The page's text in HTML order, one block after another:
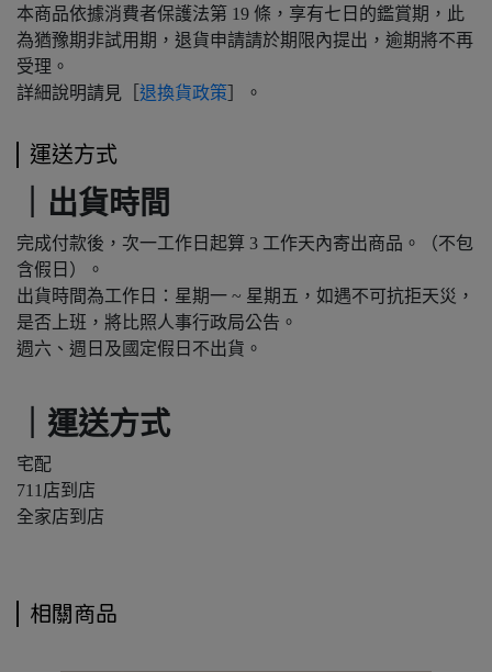
本商品依據消費者保護法第 19 條，享有七日的鑑賞期，此
為猶豫期非試用期，退貨申請請於期限內提出，逾期將不再
受理。
詳細說明請見［ 退換貨政策 ］。
運送方式
｜出貨時間
完成付款後，次一工作日起算 3 工作天內寄出商品。（不包
含假日）。
出貨時間為工作日：星期一 ~ 星期五，如遇不可抗拒天災，
是否上班，將比照人事行政局公告。
週六、週日及國定假日不出貨。
｜運送方式
宅配
711店到店
全家店到店
相關商品